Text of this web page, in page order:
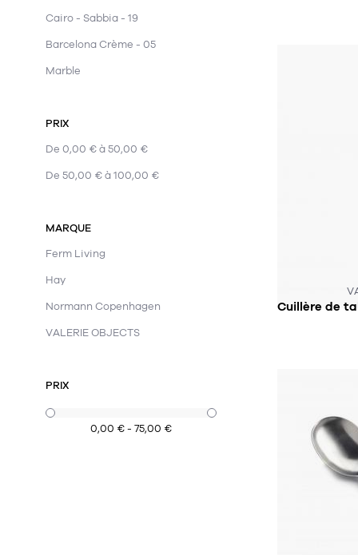
Cairo - Sabbia - 19
Barcelona Crème - 05
Marble
PRIX
De 0,00 € à 50,00 €
De 50,00 € à 100,00 €
MARQUE
Ferm Living
Hay
Normann Copenhagen
VALERIE OBJECTS
PRIX
0,00 € - 75,00 €